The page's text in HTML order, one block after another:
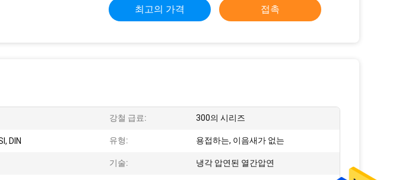
최고의 가격 접촉
강철 급료: 300의 시리즈
DIN 유형: 용접하는, 이음새가 없는
기술: 냉각 압연된 열간압연